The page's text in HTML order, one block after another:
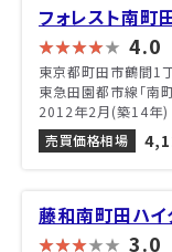
フォレスト南町
4.0
東京都町田市鶴間1
東急田園都市線「南
2012年2月(築14年)
売買価格相場
藤和南町田ハイ
3.0